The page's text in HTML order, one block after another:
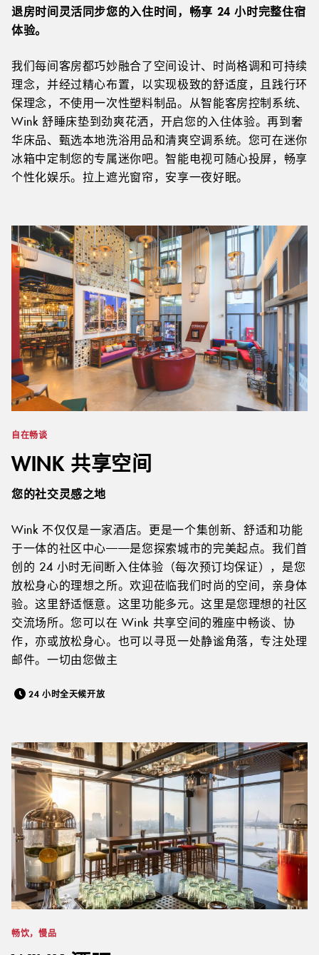
退房时间灵活同步您的入住时间，畅享 24 小时完整住宿
体验。
我们每间客房都巧妙融合了空间设计、时尚格调和可持续
理念，并经过精心布置，以实现极致的舒适度，且践行环
保理念，不使用一次性塑料制品。从智能客房控制系统、
Wink 舒睡床垫到劲爽花洒，开启您的入住体验。再到奢
华床品、甄选本地洗浴用品和清爽空调系统。您可在迷你
冰箱中定制您的专属迷你吧。智能电视可随心投屏，畅享
个性化娱乐。拉上遮光窗帘，安享一夜好眠。
自在畅谈
WINK 共享空间
您的社交灵感之地
Wink 不仅仅是一家酒店。更是一个集创新、舒适和功能
于一体的社区中心——是您探索城市的完美起点。我们首
创的 24 小时无间断入住体验（每次预订均保证），是您
放松身心的理想之所。欢迎莅临我们时尚的空间，亲身体
验。这里舒适惬意。这里功能多元。这里是您理想的社区
交流场所。您可以在 Wink 共享空间的雅座中畅谈、协
作，亦或放松身心。也可以寻觅一处静谧角落，专注处理
邮件。一切由您做主
24 小时全天候开放
畅饮，慢品